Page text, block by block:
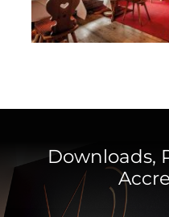
Downloads,